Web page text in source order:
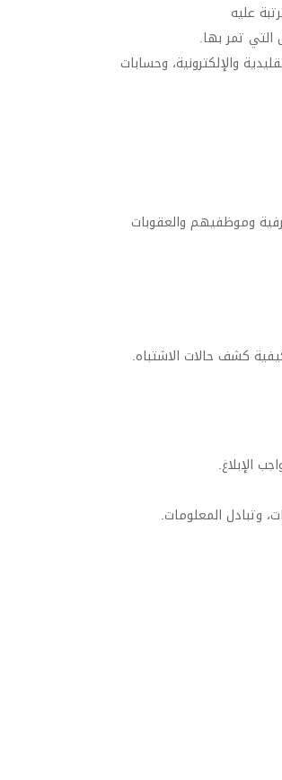
عليه
التي تمر بها.
والإلكترونية، وحسابات
وموظفيهم والعقوبات
كشف حالات الاشتباه.
الإبلاغ.
وتبادل المعلومات.